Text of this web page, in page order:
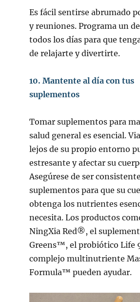
Es fácil sentirse abrumado
y reuniones. Programa un
todos los días para que
de relajarte y divertirte.
10. Mantente al día con tus
suplementos
Tomar suplementos para
salud general es esencial.
lejos de su propio entorno
estresante y afectar su
Asegúrese de ser
suplementos para que su
obtenga los nutrientes
necesita. Los productos
NingXia Red®, el
Greens™, el probiótico Life
complejo multinutriente
Formula™ pueden ayudar.